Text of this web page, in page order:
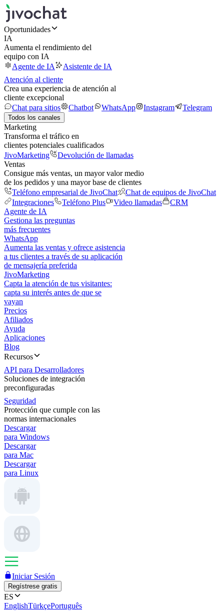
Oportunidades
IA
Aumenta el rendimiento del
equipo con IA
Agente de IA
Asistente de IA
Atención al cliente
Crea una experiencia de atención al
cliente excepcional
Chat para sitios
Chatbot WhatsApp Instagram Telegram
Todos los canales
Marketing
Transforma el tráfico en
clientes potenciales cualificados
JivoMarketing
Devolución de llamadas
Ventas
Consigue más ventas, un mayor valor medio
de los pedidos y una mayor base de clientes
Teléfono empresarial de JivoChat
Chat de equipos de JivoChat
Integraciones
Teléfono Plus Video llamadas
CRM
Agente de IA
Gestiona las preguntas
más frecuentes
WhatsApp
Aumenta las ventas y ofrece asistencia
a tus clientes a través de su aplicación
de mensajería preferida
JivoMarketing
Capta la atención de tus visitantes:
capta su interés antes de que se
vayan
Precios
Afiliados
Ayuda
Aplicaciones
Blog
Recursos
API para Desarrolladores
Soluciones de integración
preconfiguradas
Seguridad
Protección que cumple con las
normas internacionales
Descargar
para Windows
Descargar
para Mac
Descargar
para Linux
Iniciar Sesión
Regístrese gratis
ES
EnglishTürkçePortuguês